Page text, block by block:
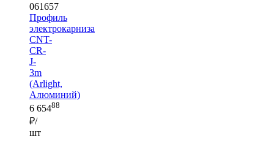
061657
Профиль
электрокарниза
CNT-
CR-
J-
3m
(Arlight,
Алюминий)
6 65488
₽/
шт